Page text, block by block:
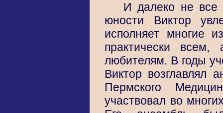
И далеко не все
юности Виктор
исполняет многие
практически
любителям. В годы
Виктор возглавлял
Пермского
участвовал во